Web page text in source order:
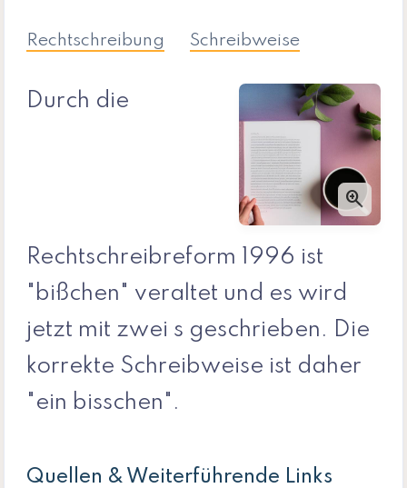
Rechtschreibung Schreibweise
zoom_in
Durch die
Rechtschreibreform 1996 ist
"bißchen" veraltet und es wird
jetzt mit zwei s geschrieben. Die
korrekte Schreibweise ist daher
"ein bisschen".
Quellen & Weiterführende Links